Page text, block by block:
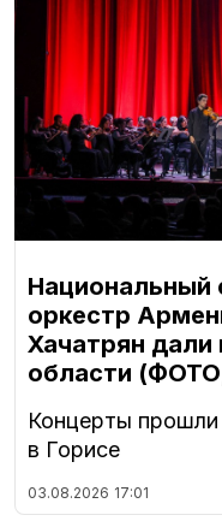
Национальный
оркестр
Хачатрян
области
Концерты
в Горисе
03.08.2026 17:01